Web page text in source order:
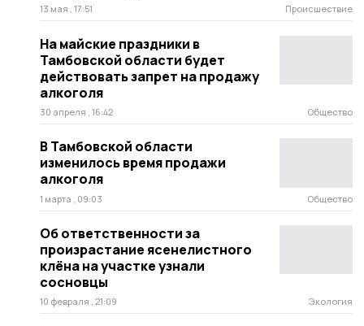
13 мая , 17:51 Происшествие
На майские праздники в
Тамбовской области будет
действовать запрет на продажу
алкоголя
30 апреля , 16:42 Общество
В Тамбовской области
изменилось время продажи
алкоголя
1 марта , 09:03 Общество
Об ответственности за
произрастание ясенелистного
клёна на участке узнали
сосновцы
10 февраля , 21:09 Экология